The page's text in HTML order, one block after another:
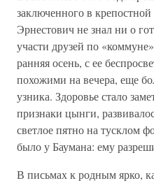
заключенного в
Эрнестович не знал ни о
участи друзей по
ранняя осень, с ее
похожими на вечера, еще
узника. Здоровье стало
признаки цынги,
светлое пятно на тусклом
было у Баумана: ему
В письмах к родным ярко,